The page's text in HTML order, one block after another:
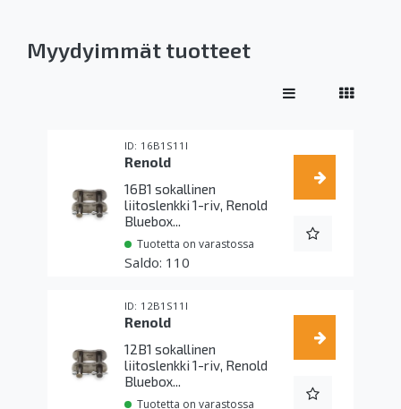
Myydyimmät tuotteet
16B1S11I
Renold
16B1 sokallinen
liitoslenkki 1-riv, Renold
Bluebox...
Tuotetta on varastossa
110
12B1S11I
Renold
12B1 sokallinen
liitoslenkki 1-riv, Renold
Bluebox...
Tuotetta on varastossa